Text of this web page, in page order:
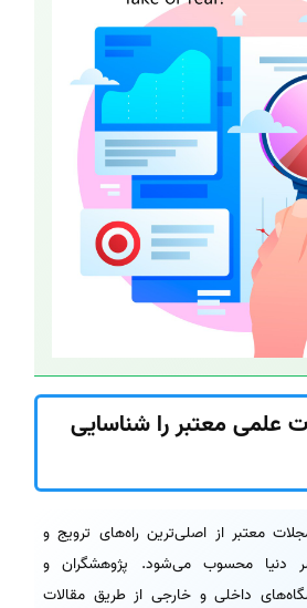
علمی معتبر را شناسایی
معتبر از اصلی‌ترین راه‌های ترویج و
دنیا محسوب می‌شود. پژوهشگران و
داخلی و خارجی از طریق مقالات